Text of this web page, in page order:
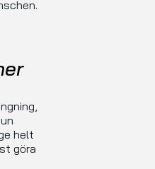
helt
göra